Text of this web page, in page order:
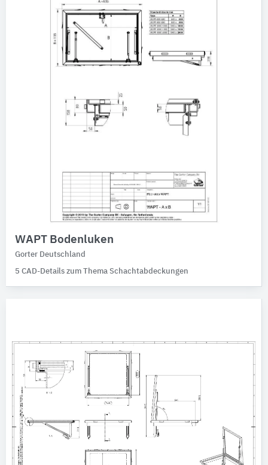
WAPT Bodenluken
Gorter Deutschland
5 CAD-Details zum Thema Schachtabdeckungen